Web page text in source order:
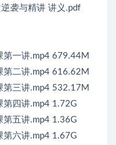
袭与精讲 讲义.pdf
第一讲.mp4 679.44M
第二讲.mp4 616.62M
第三讲.mp4 532.17M
四讲.mp4 1.72G
五讲.mp4 1.36G
六讲.mp4 1.67G